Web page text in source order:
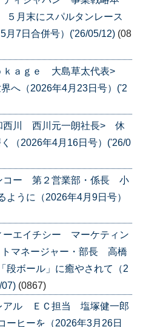
月末にスパルタンレース
月7日合併号）('26/05/12) (08
ｋａｇｅ 大島草太代表>
へ（2026年4月23日号）('2
西川 西川元一朗社長> 休
（2026年4月16日号）('26/0
コー 第２営業部・係長 小
うに（2026年4月9日号）
ーエイチシー マーケティン
マネージャー・部長 高橋
ボール」に癒やされて（2
(0867)
アル ＥＣ担当 塩塚健一郎
ヒーを（2026年3月26日